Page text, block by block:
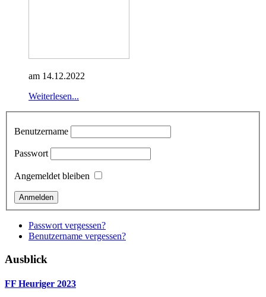
am 14.12.2022
Weiterlesen...
Benutzername
Passwort
Angemeldet bleiben
Passwort vergessen?
Benutzername vergessen?
Ausblick
FF Heuriger 2023